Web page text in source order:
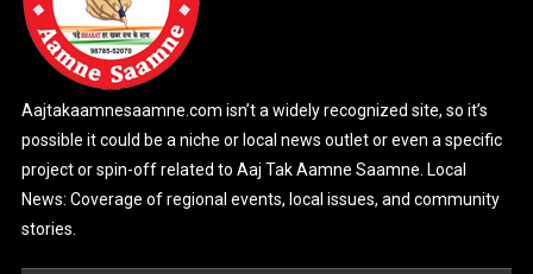
Aajtakaamnesaamne.com isn’t a widely recognized site, so it’s
possible it could be a niche or local news outlet or even a specific
project or spin-off related to Aaj Tak Aamne Saamne. Local
News: Coverage of regional events, local issues, and community
stories.